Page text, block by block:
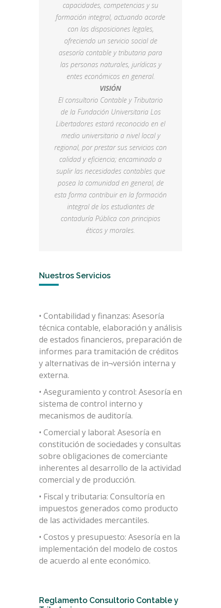
capacidades, competencias y su
formación integral, actuando acorde
con las disposiciones legales,
ofreciendo un servicio social de
asesoría contable y tributaria para
las personas naturales, jurídicas y
entes económicos en general.
VISIÓN
El consultorio Contable y Tributario
de la Fundación Universitaria Los
Libertadores estará reconocido en el
medio universitario a nivel local y
regional, por prestar sus servicios con
calidad y eficiencia; encaminado a
suplir las necesidades contables que
posea la comunidad en general, de
esta forma contribuir en la formación
integral de los estudiantes de
contaduría Pública con principios
éticos y morales.
Nuestros Servicios
• Contabilidad y finanzas: Asesoría
técnica contable, elaboración y análisis
de estados financieros, preparación de
informes para tramitación de créditos
y alternativas de in¬versión interna y
externa.
• Aseguramiento y control: Asesoría en
sistema de control interno y
mecanismos de auditoría.
• Comercial y laboral: Asesoría en
constitución de sociedades y consultas
sobre obligaciones de comerciante
inherentes al desarrollo de la actividad
comercial y de producción.
• Fiscal y tributaria: Consultoría en
impuestos generados como producto
de las actividades mercantiles.
• Costos y presupuesto: Asesoría en la
implementación del modelo de costos
de acuerdo al ente económico.
Reglamento Consultorio Contable y